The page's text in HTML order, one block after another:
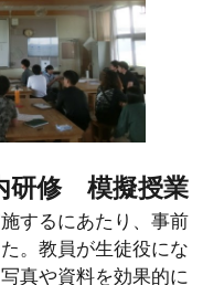
研修 模擬授業
するにあたり、事前
。教員が生徒役にな
真や資料を効果的に